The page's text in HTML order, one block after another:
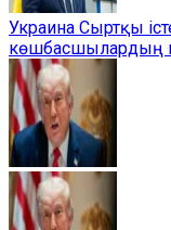
Украина Сыртқы
көшбасшылардың